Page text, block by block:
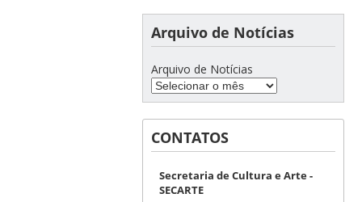
Arquivo de Notícias
Arquivo de Notícias
CONTATOS
Secretaria de Cultura e Arte -
SECARTE